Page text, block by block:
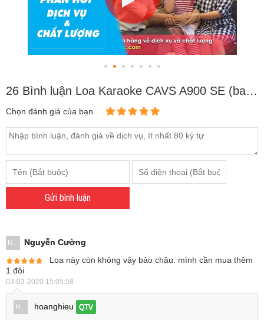
26 Bình luận Loa Karaoke CAVS A900 SE (bass 25cm)
Chọn đánh giá của bạn
Gửi bình luận
N...
Nguyễn Cường
Loa này còn không vậy bảo châu. mình cần mua thêm
1 đôi
03-03-2020 15:05:58
H... hoanghieu QTV